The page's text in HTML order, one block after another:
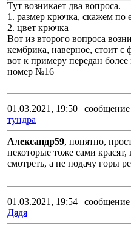
Тут возникает два вопроса.
1. размер крючка, скажем по
2. цвет крючка
Вот из второго вопроса
кембрика, наверное, стоит с
вот к примеру передан
номер №16
01.03.2021, 19:50 |
тундра
Александр59, понятно,
некоторые тоже сами
смотреть, а не подачу горы
01.03.2021, 19:54 |
Дядя